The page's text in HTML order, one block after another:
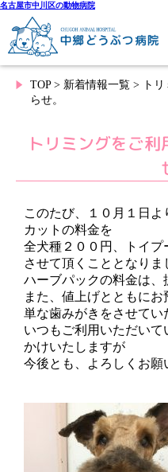
名古屋市中川区の動物病院
TOP> 新着情報一覧 > トリ
らせ。
トリミングをご
このたび、１０月１日
カットの料金を
全犬種２００円、トイ
させて頂くこととなりま
ハーブパックの料金は、
また、値上げとともに
単な歯みがきをさせて
いつもご利用いただい
かけいたしますが
今後とも、よろしくお願